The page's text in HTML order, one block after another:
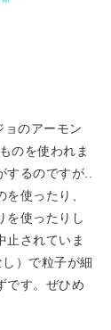
のアーモン
のを使われま
るのですが..
使ったり、
を使ったりし
止されていま
）で粒子が細
です。ぜひめ